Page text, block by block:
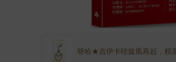
呀哈★吉伊卡哇旋風再起，精